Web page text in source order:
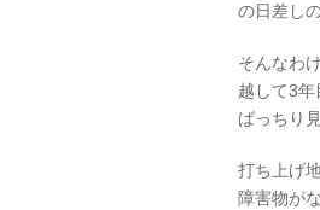
の日差し
そんなわ
越して3
ばっちり
打ち上げ
障害物が